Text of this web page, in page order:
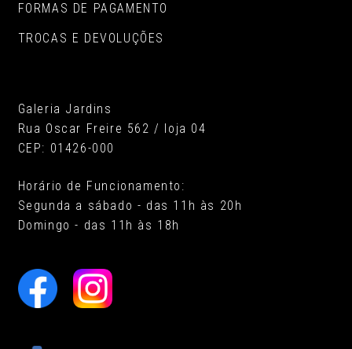
FORMAS DE PAGAMENTO
TROCAS E DEVOLUÇÕES
Galeria Jardins
Rua Oscar Freire 562 / loja 04
CEP: 01426-000
Horário de Funcionamento:
Segunda a sábado - das 11h às 20h
Domingo - das 11h às 18h